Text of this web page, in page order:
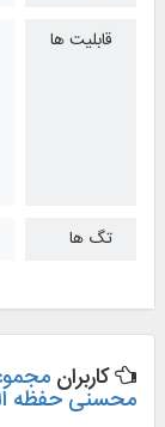
قابلیت ها
تگ ها
کاربران
محسنی حفظه